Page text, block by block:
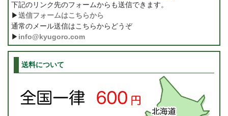
下記のリンク先のフォームからも送信できます。
▶送信フォームはこちらから
通常のメール送信はこちらからどうぞ
▶ info@kyugoro.com
送料について